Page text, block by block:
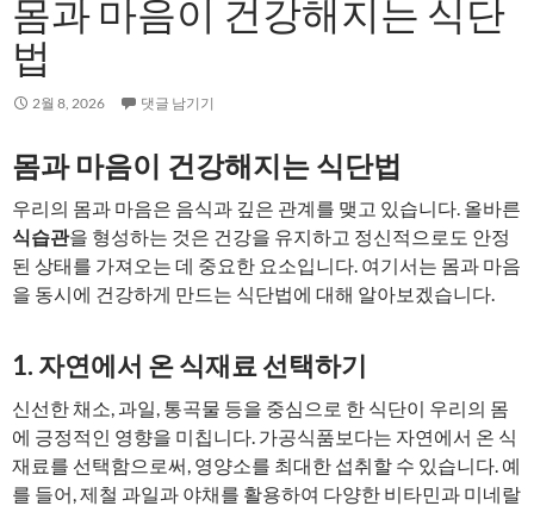
몸과 마음이 건강해지는 식단
법
2월 8, 2026 댓글 남기기
몸과 마음이 건강해지는 식단법
우리의 몸과 마음은 음식과 깊은 관계를 맺고 있습니다. 올바른
식습관을 형성하는 것은 건강을 유지하고 정신적으로도 안정
된 상태를 가져오는 데 중요한 요소입니다. 여기서는 몸과 마음
을 동시에 건강하게 만드는 식단법에 대해 알아보겠습니다.
1. 자연에서 온 식재료 선택하기
신선한 채소, 과일, 통곡물 등을 중심으로 한 식단이 우리의 몸
에 긍정적인 영향을 미칩니다. 가공식품보다는 자연에서 온 식
재료를 선택함으로써, 영양소를 최대한 섭취할 수 있습니다. 예
를 들어, 제철 과일과 야채를 활용하여 다양한 비타민과 미네랄